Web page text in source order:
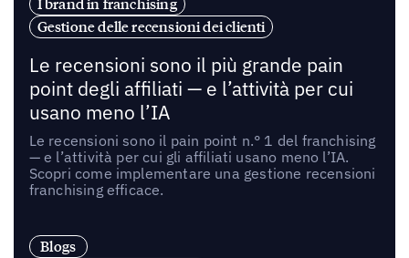
Gestione delle recensioni dei clienti
Le recensioni sono il più grande pain
point degli affiliati — e l’attività per cui
usano meno l’IA
Le recensioni sono il pain point n.° 1 del franchising
— e l’attività per cui gli affiliati usano meno l’IA.
Scopri come implementare una gestione recensioni
franchising efficace.
Blogs